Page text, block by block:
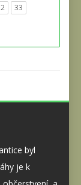
33
byl
je k